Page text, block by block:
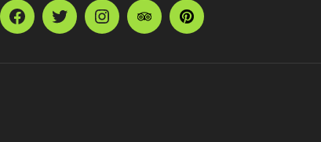
FacebookTwitterInstagramTripAdvisorPinterest